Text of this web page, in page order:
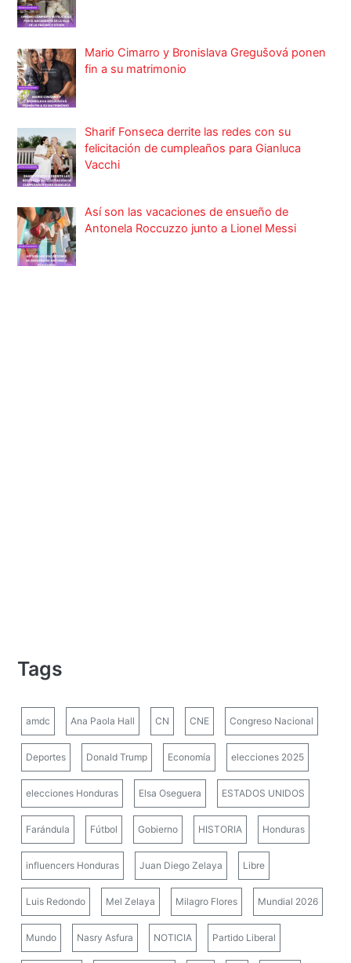
Mario Cimarro y Bronislava Gregušová ponen
fin a su matrimonio
Sharif Fonseca derrite las redes con su
felicitación de cumpleaños para Gianluca
Vacchi
Así son las vacaciones de ensueño de
Antonela Roccuzzo junto a Lionel Messi
Tags
amdc Ana Paola Hall CN CNE Congreso Nacional
Deportes Donald Trump Economía elecciones 2025
elecciones Honduras Elsa Oseguera ESTADOS UNIDOS
Farándula Fútbol Gobierno HISTORIA Honduras
influencers Honduras Juan Diego Zelaya Libre
Luis Redondo Mel Zelaya Milagro Flores Mundial 2026
Mundo Nasry Asfura NOTICIA Partido Liberal